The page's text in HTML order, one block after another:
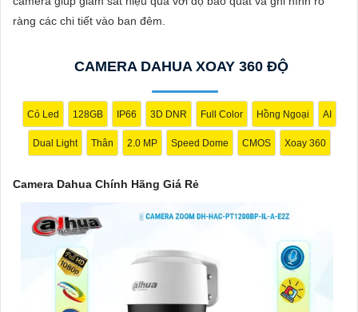
của bạn. Đừng ngần ngại trải nghiệm sự ổn định và chất lượng
vượt trội của Camera Dahua chính hãng với mức giá vô cùng
hấp dẫn."
ràng các chi tiết vào ban đêm.
CAMERA DAHUA XOAY 360 ĐỘ
Có Led 128GB IP66 3D DNR Full Color Hồng Ngoại AI
Dual Light Thân 2.0 MP Speed Dome CMOS Xoay 360
Camera Dahua Chính Hãng Giá Rẻ